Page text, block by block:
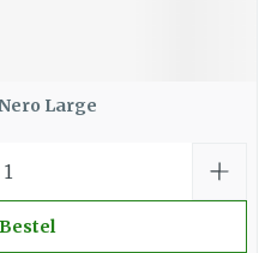
Large
Bestel